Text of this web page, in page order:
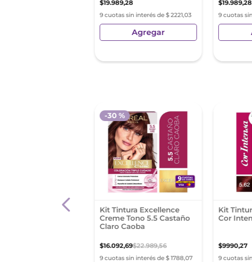
$19.989,28
9 cuotas sin interés de $ 2221,03
Agregar
$19.989,28
9 cuotas
Permanente
Kit Tintura Excellence
Creme Tono 5.5 Castaño
Claro Caoba
$16.092,69$22.989,56
9 cuotas sin interés de $ 1788,07
-30 %
Kit
Cor
$9990,27
9 cuotas